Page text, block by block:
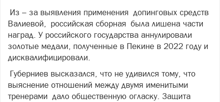
Из – за выявления применения допинговых средств
Валиевой, российская сборная была лишена части
наград. У российского государства аннулировали
золотые медали, полученные в Пекине в 2022 году и
дисквалифицировали.
Губерниев высказался, что не удивился тому, что
выяснение отношений между двумя именитыми
тренерами дало общественную огласку. Защита